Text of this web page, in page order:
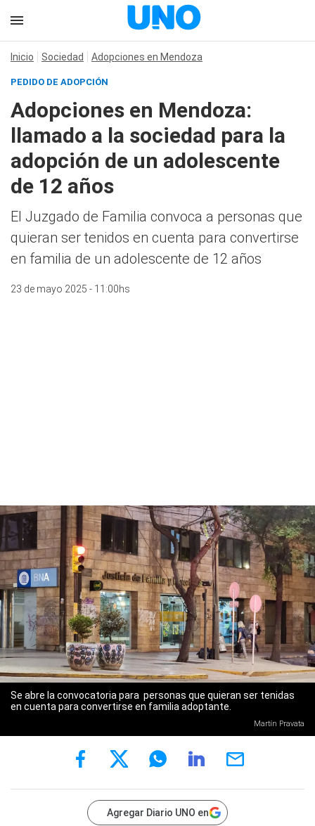
Inicio Sociedad Adopciones en Mendoza
PEDIDO DE ADOPCIÓN
Adopciones en Mendoza:
llamado a la sociedad para la
adopción de un adolescente
de 12 años
El Juzgado de Familia convoca a personas que
quieran ser tenidos en cuenta para convertirse
en familia de un adolescente de 12 años
23 de mayo 2025 - 11:00hs
Se abre la convocatoria para personas que quieran ser tenidas
en cuenta para convertirse en familia adoptante.
Martín Pravata
Agregar Diario UNO en